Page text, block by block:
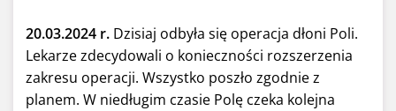
20.03.2024 r. Dzisiaj odbyła się operacja dłoni Poli.
Lekarze zdecydowali o konieczności rozszerzenia
zakresu operacji. Wszystko poszło zgodnie z
planem. W niedługim czasie Polę czeka kolejna